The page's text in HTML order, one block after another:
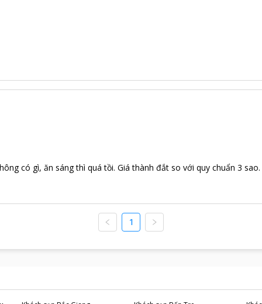
có gì, ăn sáng thì quá tồi. Giá thành đắt so với quy chuẩn 3 sao.
1